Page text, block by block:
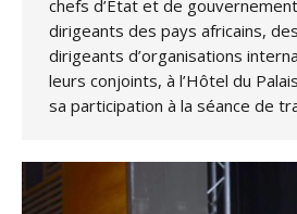
chefs d’Etat et de
dirigeants des pays africains,
dirigeants d’organisations
leurs conjoints, à l’Hôtel du
sa participation à la séance de